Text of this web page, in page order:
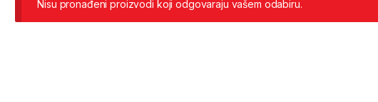
Nisu pronađeni proizvodi koji odgovaraju vašem odabiru.